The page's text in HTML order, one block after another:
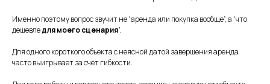
Именно поэтому вопрос звучит не “аренда или покупка вообще”, а “что
дешевледля моего сценария”.
Для одного короткого объекта с неясной датой завершения аренда
часто выигрывает за счёт гибкости.